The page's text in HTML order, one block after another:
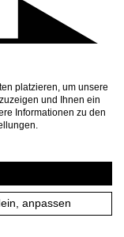
platzieren, um unsere
und Ihnen ein
Informationen zu den
anpassen